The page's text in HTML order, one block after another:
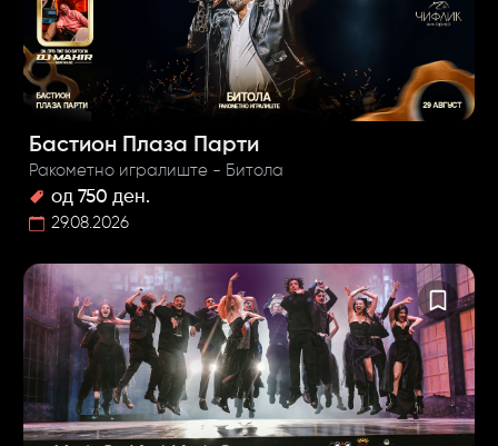
Бастион Плаза Парти
Ракометно игралиште - Битола
од 750 ден.
29.08.2026